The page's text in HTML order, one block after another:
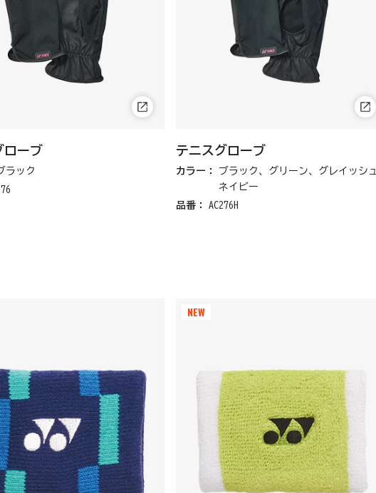
ローブ
ラック
テニスグローブ
カラー：
ブラック、グリーン、グレイッシュ
ネイビー
品番：
AC276H
NEW